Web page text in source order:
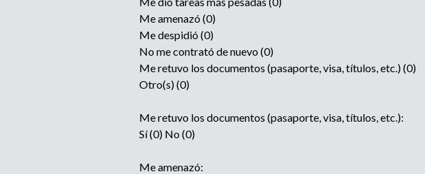
Me amenazó (0)
Me despidió (0)
No me contrató de nuevo (0)
Me retuvo los documentos (pasaporte, visa, títulos, etc.) (0)
Otro(s) (0)
Me retuvo los documentos (pasaporte, visa, títulos, etc.):
Sí (0) No (0)
Me amenazó: